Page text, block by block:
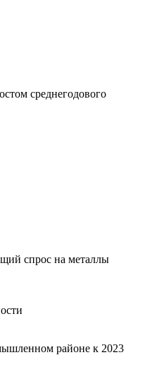
среднегодового
спрос на металлы
районе к 2023